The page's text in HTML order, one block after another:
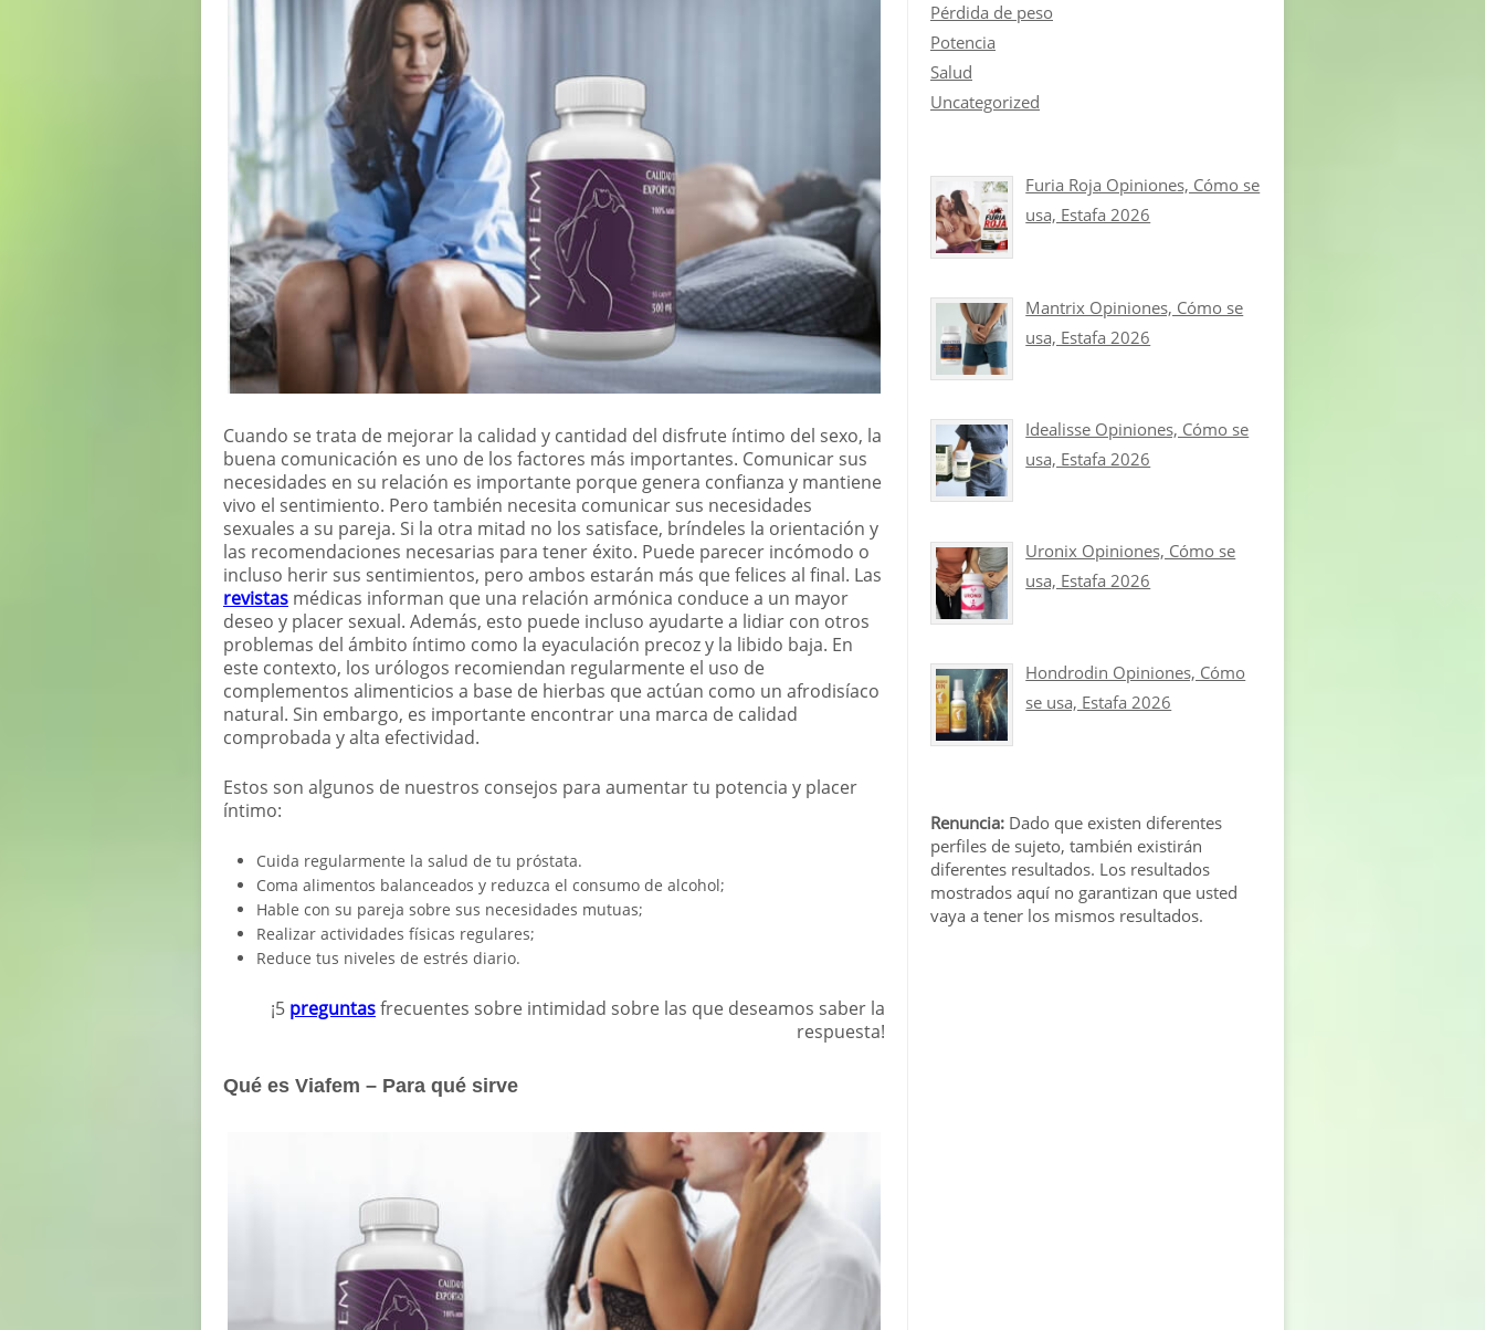
Cuando se trata de mejorar la calidad y cantidad del disfrute íntimo del sexo, la
buena comunicación es uno de los factores más importantes. Comunicar sus
necesidades en su relación es importante porque genera confianza y mantiene
vivo el sentimiento. Pero también necesita comunicar sus necesidades
sexuales a su pareja. Si la otra mitad no los satisface, bríndeles la orientación y
las recomendaciones necesarias para tener éxito. Puede parecer incómodo o
incluso herir sus sentimientos, pero ambos estarán más que felices al final. Las
revistas médicas informan que una relación armónica conduce a un mayor
deseo y placer sexual. Además, esto puede incluso ayudarte a lidiar con otros
problemas del ámbito íntimo como la eyaculación precoz y la libido baja. En
este contexto, los urólogos recomiendan regularmente el uso de
complementos alimenticios a base de hierbas que actúan como un afrodisíaco
natural. Sin embargo, es importante encontrar una marca de calidad
comprobada y alta efectividad.
Estos son algunos de nuestros consejos para aumentar tu potencia y placer
íntimo:
Cuida regularmente la salud de tu próstata.
Coma alimentos balanceados y reduzca el consumo de alcohol;
Hable con su pareja sobre sus necesidades mutuas;
Realizar actividades físicas regulares;
Reduce tus niveles de estrés diario.
¡5 preguntasfrecuentes sobre intimidad sobre las que deseamos saber la
respuesta!
Qué es Viafem – Para qué sirve
Pérdida de peso
Potencia
Salud
Uncategorized
Furia Roja Opiniones, Cómo se
usa, Estafa 2026
Mantrix Opiniones, Cómo se
usa, Estafa 2026
Idealisse Opiniones, Cómo se
usa, Estafa 2026
Uronix Opiniones, Cómo se
usa, Estafa 2026
Hondrodin Opiniones, Cómo
se usa, Estafa 2026
Renuncia: Dado que existen diferentes
perfiles de sujeto, también existirán
diferentes resultados. Los resultados
mostrados aquí no garantizan que usted
vaya a tener los mismos resultados.